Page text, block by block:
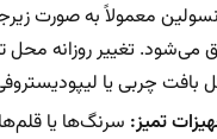
معمولاً به صورت
می‌شود. تغییر روزانه
بافت چربی یا
تمیز: سرنگ‌ها یا